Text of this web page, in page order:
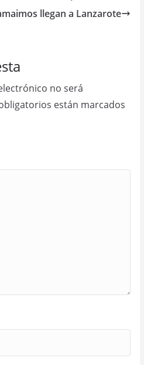
llegan a Lanzarote
no será
están marcados